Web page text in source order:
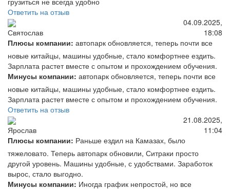
Ответить на отзыв
Святослав
04.09.2025,
18:08
Плюсы компании: автопарк обновляется, теперь почти все
новые китайцы, машины удобные, стало комфортнее ездить.
Зарплата растет вместе с опытом и прохождением обучения.
Минусы компании: автопарк обновляется, теперь почти все
новые китайцы, машины удобные, стало комфортнее ездить.
Зарплата растет вместе с опытом и прохождением обучения.
Ответить на отзыв
Ярослав
21.08.2025,
11:04
Плюсы компании: Раньше ездил на Камазах, было
тяжеловато. Теперь автопарк обновили, Ситраки просто
другой уровень. Машины удобные, с удобствами. Заработок
вырос, стало выгодно.
Минусы компании: Иногда график непростой, но все